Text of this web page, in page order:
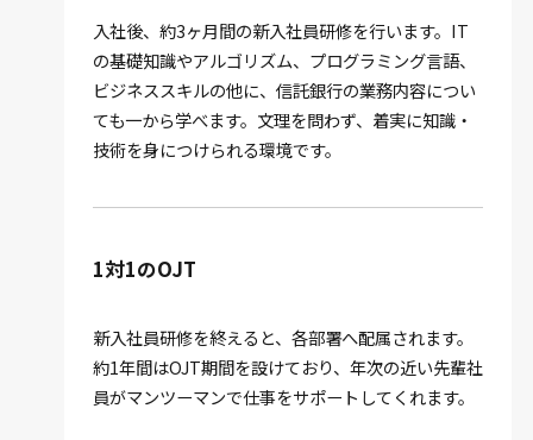
入社後、約3ヶ月間の新入社員研修を行います。IT
の基礎知識やアルゴリズム、プログラミング言語、
ビジネススキルの他に、信託銀行の業務内容につい
ても一から学べます。文理を問わず、着実に知識・
技術を身につけられる環境です。
1対1のOJT
新入社員研修を終えると、各部署へ配属されます。
約1年間はOJT期間を設けており、年次の近い先輩社
員がマンツーマンで仕事をサポートしてくれます。